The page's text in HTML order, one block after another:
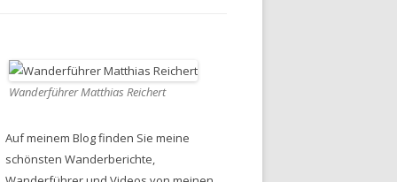
Wanderführer Matthias Reichert
Auf meinem Blog finden Sie meine
schönsten Wanderberichte,